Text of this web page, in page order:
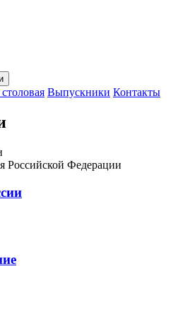
Выпускники Контакты
Российской Федерации